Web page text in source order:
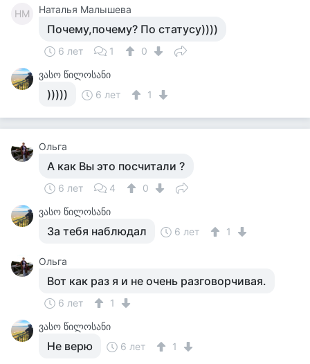
НМ Наталья Малышева
Почему,почему? По статусу))))
6 лет 1
0
ვასო წილოსანი
))))) 6 лет 1
Ольга
А как Вы это посчитали ?
6 лет 4
0
ვასო წილოსანი
За тебя наблюдал 6 лет 1
Ольга
Вот как раз я и не очень разговорчивая.
6 лет
1
ვასო წილოსანი
Не верю 6 лет 1